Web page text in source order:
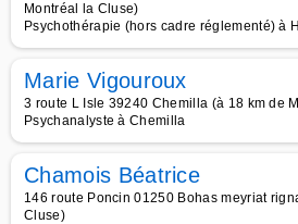
Montréal la Cluse)
Psychothérapie (hors cadre réglementé) à
Marie Vigouroux
3 route L Isle 39240 Chemilla (à 18 km de
Psychanalyste à Chemilla
Chamois Béatrice
146 route Poncin 01250 Bohas meyriat
Cluse)